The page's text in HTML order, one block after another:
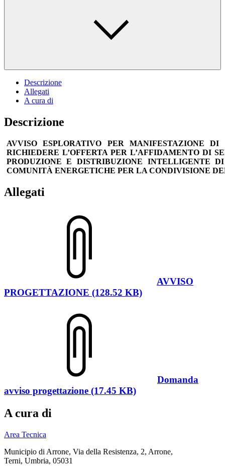
Descrizione
Allegati
A cura di
Descrizione
AVVISO ESPLORATIVO PER MANIFESTAZIONE
RICHIEDERE L’OFFERTA PER L’AFFIDAMENTO
PRODUZIONE E DISTRIBUZIONE INTELLIGENTE
COMUNITÀ ENERGETICHE PER LA CONDIVISIONE
Allegati
AVVISO
PROGETTAZIONE (128.52 KB)
Domanda
avviso progettazione (17.45 KB)
A cura di
Area Tecnica
Municipio di Arrone, Via della Resistenza, 2, Arrone,
Terni, Umbria, 05031